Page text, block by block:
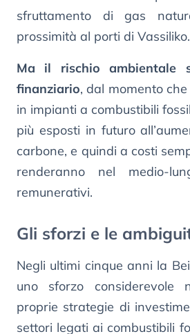
sfruttamento di gas
prossimità al porti di Vassiliko.
Ma il rischio ambientale
finanziario, dal momento
in impianti a combustibili
più esposti in futuro
carbone, e quindi a costi
renderanno nel medio-
remunerativi.
Gli sforzi e le
Negli ultimi cinque anni la
uno sforzo considerevole
proprie strategie di
settori legati ai combustibili